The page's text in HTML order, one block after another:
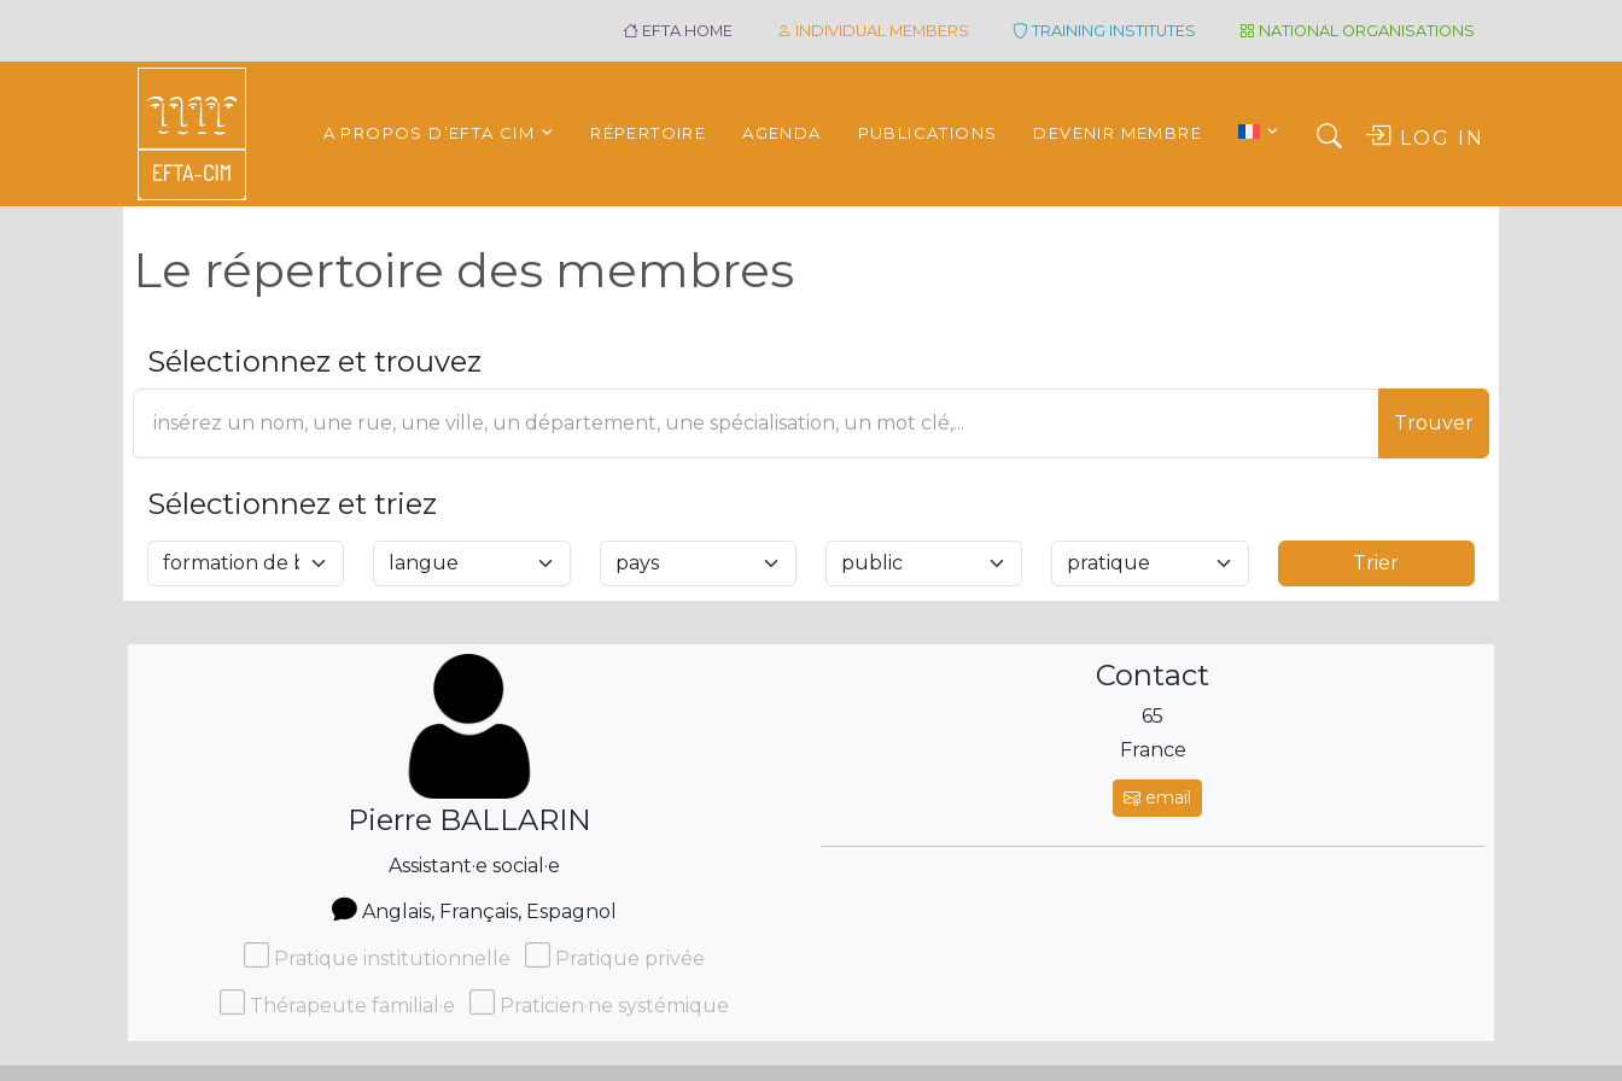
EFTA HOME INDIVIDUAL MEMBERS TRAINING INSTITUTES NATIONAL ORGANISATIONS
A PROPOS D’EFTA CIM RÉPERTOIRE AGENDA PUBLICATIONS DEVENIR MEMBRE LOG IN
Le répertoire des membres
Sélectionnez et trouvez
Trouver
Sélectionnez et triez
Trier
Pierre BALLARIN
Assistant·e social·e
Anglais, Français, Espagnol
Pratique institutionnelle Pratique privée
Thérapeute familial·e Praticien·ne systémique
Contact
65
France
email